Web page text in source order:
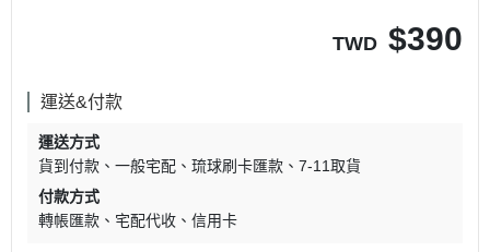
TWD $390
運送&付款
運送方式
貨到付款
一般宅配 琉球刷卡匯款
7-11取貨
付款方式
轉帳匯款
宅配代收 信用卡